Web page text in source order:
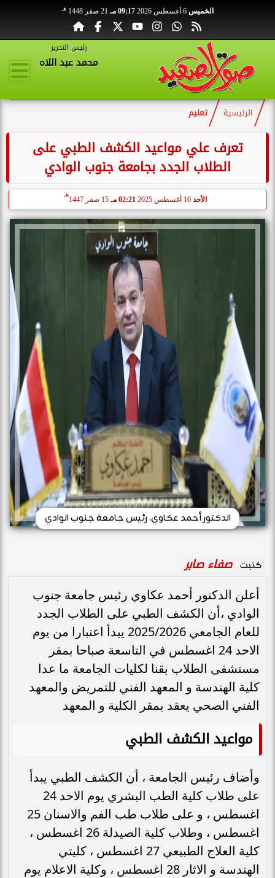
الخميس 09:17 مـ 21 صفر 1448 هـ
رئيس التحرير
محمد عبد اللاه
الرئيسية تعليم
تعرف علي مواعيد الكشف الطبي على
الطلاب الجدد بجامعة جنوب الوادي
الأحد 10 أغسطس 2025 02:21 مـ 15 صفر 1447
هـ
الدكتور أحمد عكاوي، رئيس جامعة جنوب الوادي
كتبت صفاء صابر
أعلن الدكتور أحمد عكاوي رئيس جامعة جنوب
الوادي ،أن الكشف الطبي على الطلاب الجدد
للعام الجامعي 2025/2026 يبدأ اعتبارا من يوم
الاحد 24 اغسطس في التاسعة صباحا بمقر
مستشفى الطلاب بقنا لكليات الجامعة ما عدا
كلية الهندسة و المعهد الفني للتمريض والمعهد
الفني الصحي يعقد بمقر الكلية و المعهد
مواعيد الكشف الطبي
وأضاف رئيس الجامعة ، أن الكشف الطبي يبدأ
على طلاب كلية الطب البشري يوم الاحد 24
اغسطس ، و على طلاب طب الفم والاسنان 25
اغسطس ، وطلاب كلية الصيدلة 26 اغسطس ،
كلية العلاج الطبيعي 27 اغسطس ، كليتي
الهندسة و الاثار 28 اغسطس ، وكلية الاعلام يوم